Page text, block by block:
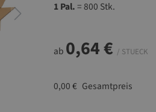
1 Pal.= 800 Stk.
ab 0,64 € / STUECK
0,00 € Gesamtpreis